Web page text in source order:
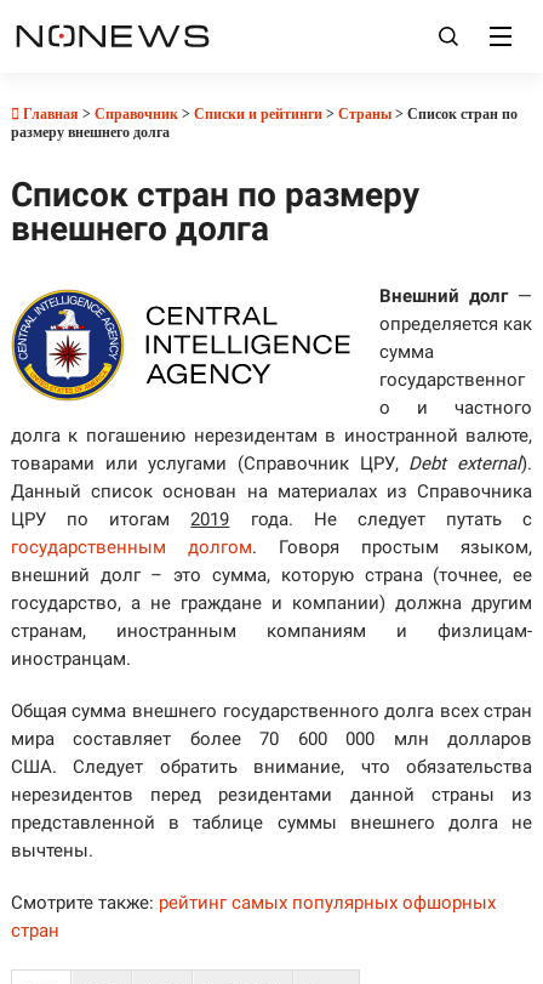
Главная > Справочник> Списки и рейтинги> Страны> Список стран по
размеру внешнего долга
Список стран по размеру
внешнего долга
Внешний долг—
определяется как
сумма
государственног
о и частного
долга к погашению нерезидентам в иностранной валюте,
товарами или услугами (Справочник ЦРУ, Debt external).
Данный список основан на материалах из Справочника
ЦРУ по итогам2019 года. Не следует путать с
государственным долгом. Говоря простым языком,
внешний долг – это сумма, которую страна (точнее, ее
государство, а не граждане и компании) должна другим
странам, иностранным компаниям и физлицам-
иностранцам.
Общая сумма внешнего государственного долга всех стран
мира составляет более 70 600 000 млн долларов
США. Следует обратить внимание, что обязательства
нерезидентов перед резидентами данной страны из
представленной в таблице суммы внешнего долга не
вычтены.
Смотрите также: рейтинг самых популярных офшорных
стран